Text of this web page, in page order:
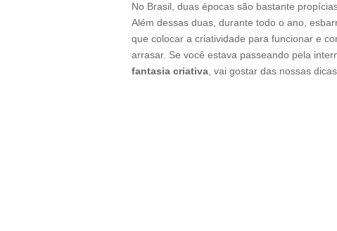
No Brasil, duas épocas são bastante
Além dessas duas, durante todo o ano,
que colocar a criatividade para funcionar e
arrasar. Se você estava passeando pela
fantasia criativa , vai gostar das nossas dicas.